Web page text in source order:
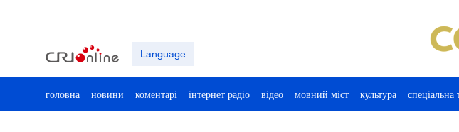
Language
головна новини коментарі інтернет радіо відео мовний міст культура спеціальна